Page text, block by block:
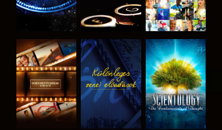
A SOROZAT
RÉSZEI
MŰSORNÉZÉS
A SOROZAT
RÉSZEI